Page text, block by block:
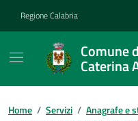
Regione Calabria
Comune
Caterina
Home / Servizi / Anagrafe e